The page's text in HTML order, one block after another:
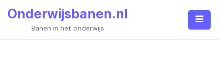
Onderwijsbanen.nl
Banen in het onderwijs